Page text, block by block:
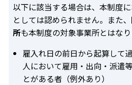
以下に該当する場合は、本制度
としては認められません。また、
所も本制度の対象事業所とはなり
雇入れ日の前日から起算して
人において雇用・出向・派遣
とがある者（例外あり）